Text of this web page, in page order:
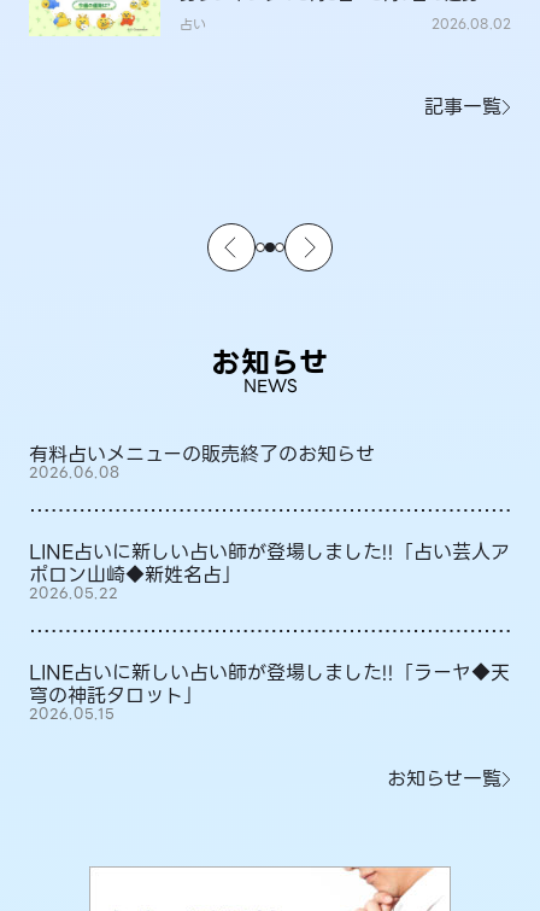
は？
占い 2026.08.02
記事一覧
お知らせ
NEWS
有料占いメニューの販売終了のお知らせ
2026.06.08
LINE占いに新しい占い師が登場しました!!「占い芸人ア
ポロン山崎◆新姓名占」
2026.05.22
LINE占いに新しい占い師が登場しました!!「ラーヤ◆天
穹の神託タロット」
2026.05.15
お知らせ一覧